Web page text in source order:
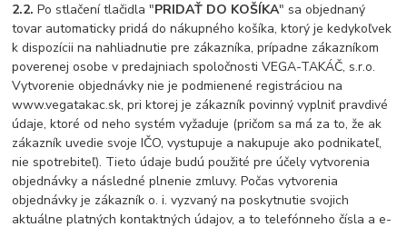
2.2. Po stlačení tlačidla "PRIDAŤ DO KOŠÍKA" sa objednaný
tovar automaticky pridá do nákupného košíka, ktorý je kedykoľvek
k dispozícii na nahliadnutie pre zákazníka, prípadne zákazníkom
poverenej osobe v predajniach spoločnosti VEGA-TAKÁČ, s.r.o.
Vytvorenie objednávky nie je podmienené registráciou na
www.vegatakac.sk, pri ktorej je zákazník povinný vyplniť pravdivé
údaje, ktoré od neho systém vyžaduje (pričom sa má za to, že ak
zákazník uvedie svoje IČO, vystupuje a nakupuje ako podnikateľ,
nie spotrebiteľ). Tieto údaje budú použité pre účely vytvorenia
objednávky a následné plnenie zmluvy. Počas vytvorenia
objednávky je zákazník o. i. vyzvaný na poskytnutie svojich
aktuálne platných kontaktných údajov, a to telefónneho čísla a e-